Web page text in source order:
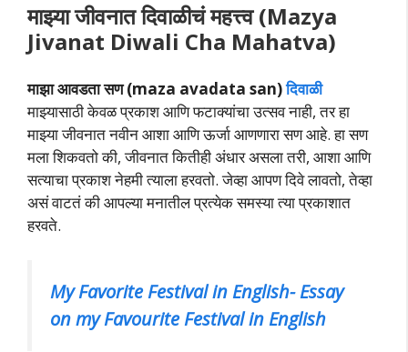
माझ्या जीवनात दिवाळीचं महत्त्व (Mazya
Jivanat Diwali Cha Mahatva)
माझा आवडता सण (maza avadata san)दिवाळी
माझ्यासाठी केवळ प्रकाश आणि फटाक्यांचा उत्सव नाही, तर हा
माझ्या जीवनात नवीन आशा आणि ऊर्जा आणणारा सण आहे. हा सण
मला शिकवतो की, जीवनात कितीही अंधार असला तरी, आशा आणि
सत्याचा प्रकाश नेहमी त्याला हरवतो. जेव्हा आपण दिवे लावतो, तेव्हा
असं वाटतं की आपल्या मनातील प्रत्येक समस्या त्या प्रकाशात
हरवते.
My Favorite Festival in English- Essay
on my Favourite Festival in English